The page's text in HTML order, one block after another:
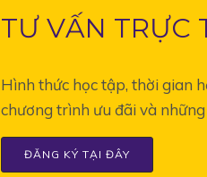
TƯ VẤN TRỰC
Hình thức học tập, thời gian
chương trình ưu đãi và
ĐĂNG KÝ TẠI ĐÂY